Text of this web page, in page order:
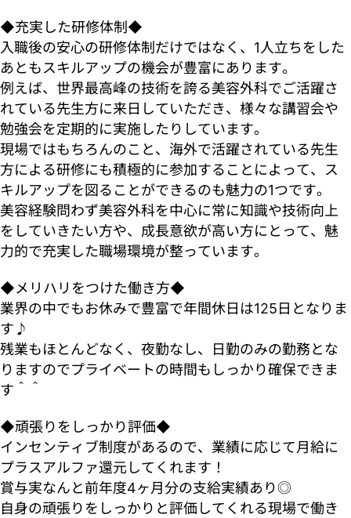
◆充実した研修体制◆
入職後の安心の研修体制だけではなく、1人立ちをした
あともスキルアップの機会が豊富にあります。
例えば、世界最高峰の技術を誇る美容外科でご活躍さ
れている先生方に来日していただき、様々な講習会や
勉強会を定期的に実施したりしています。
現場ではもちろんのこと、海外で活躍されている先生
方による研修にも積極的に参加することによって、ス
キルアップを図ることができるのも魅力の1つです。
美容経験問わず美容外科を中心に常に知識や技術向上
をしていきたい方や、成長意欲が高い方にとって、魅
力的で充実した職場環境が整っています。
◆メリハリをつけた働き方◆
業界の中でもお休みで豊富で年間休日は125日となりま
す♪
残業もほとんどなく、夜勤なし、日勤のみの勤務とな
りますのでプライベートの時間もしっかり確保できま
す＾＾
◆頑張りをしっかり評価◆
インセンティブ制度があるので、業績に応じて月給に
プラスアルファ還元してくれます！
賞与実なんと前年度4ヶ月分の支給実績あり◎
自身の頑張りをしっかりと評価してくれる現場で働き